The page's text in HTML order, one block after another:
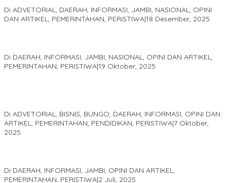
Di ADVETORIAL, DAERAH, INFORMASI, JAMBI, NASIONAL, OPINI
DAN ARTIKEL, PEMERINTAHAN, PERISTIWA|18 Desember, 2025
Di DAERAH, INFORMASI, JAMBI, NASIONAL, OPINI DAN ARTIKEL,
PEMERINTAHAN, PERISTIWA|19 Oktober, 2025
Di ADVETORIAL, BISNIS, BUNGO, DAERAH, INFORMASI, OPINI DAN
ARTIKEL, PEMERINTAHAN, PENDIDIKAN, PERISTIWA|7 Oktober,
2025
Di DAERAH, INFORMASI, JAMBI, OPINI DAN ARTIKEL,
PEMERINTAHAN, PERISTIWA|2 Juli, 2025